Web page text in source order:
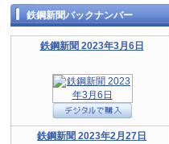
鉄鋼新聞バックナンバー
鉄鋼新聞 2023年3月6日
鉄鋼新聞 2023年2月27日